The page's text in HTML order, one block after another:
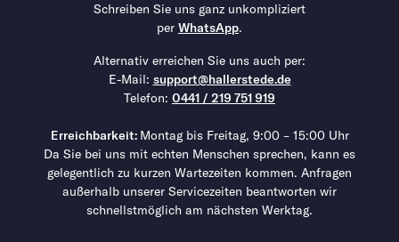
Schreiben Sie uns ganz unkompliziert
per WhatsApp.
Alternativ erreichen Sie uns auch per:
E-Mail: support@hallerstede.de
Telefon: 0441 / 219 751 919
Erreichbarkeit: Montag bis Freitag, 9:00 – 15:00 Uhr
Da Sie bei uns mit echten Menschen sprechen, kann es
gelegentlich zu kurzen Wartezeiten kommen. Anfragen
außerhalb unserer Servicezeiten beantworten wir
schnellstmöglich am nächsten Werktag.